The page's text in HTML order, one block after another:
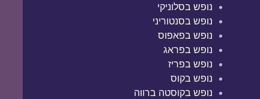
נופש בסלוניקי
נופש בסנטוריני
נופש בפאפוס
נופש בפראג
נופש בפריז
נופש בקוס
נופש בקוסטה ברווה